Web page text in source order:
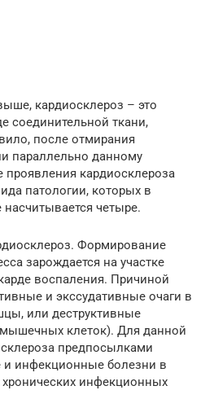
кардиосклероз – это
соединительной ткани,
после отмирания
параллельно данному
проявления кардиосклероза
патологии, которых в
четыре.
Формирование
зарождается на участке
воспаления. Причиной
и экссудативные очаги в
или деструктивные
клеток). Для данной
предпосылками
и инфекционные болезни в
хронических инфекционных